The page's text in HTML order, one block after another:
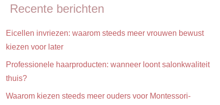
Recente berichten
Eicellen invriezen: waarom steeds meer vrouwen bewust
kiezen voor later
Professionele haarproducten: wanneer loont salonkwaliteit
thuis?
Waarom kiezen steeds meer ouders voor Montessori-